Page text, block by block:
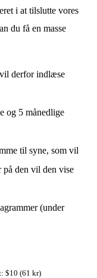
i at tilslutte vores
du få en masse
derfor indlæse
og 5 månedlige
til syne, som vil
på den vil den vise
(under
$10 (61 kr)